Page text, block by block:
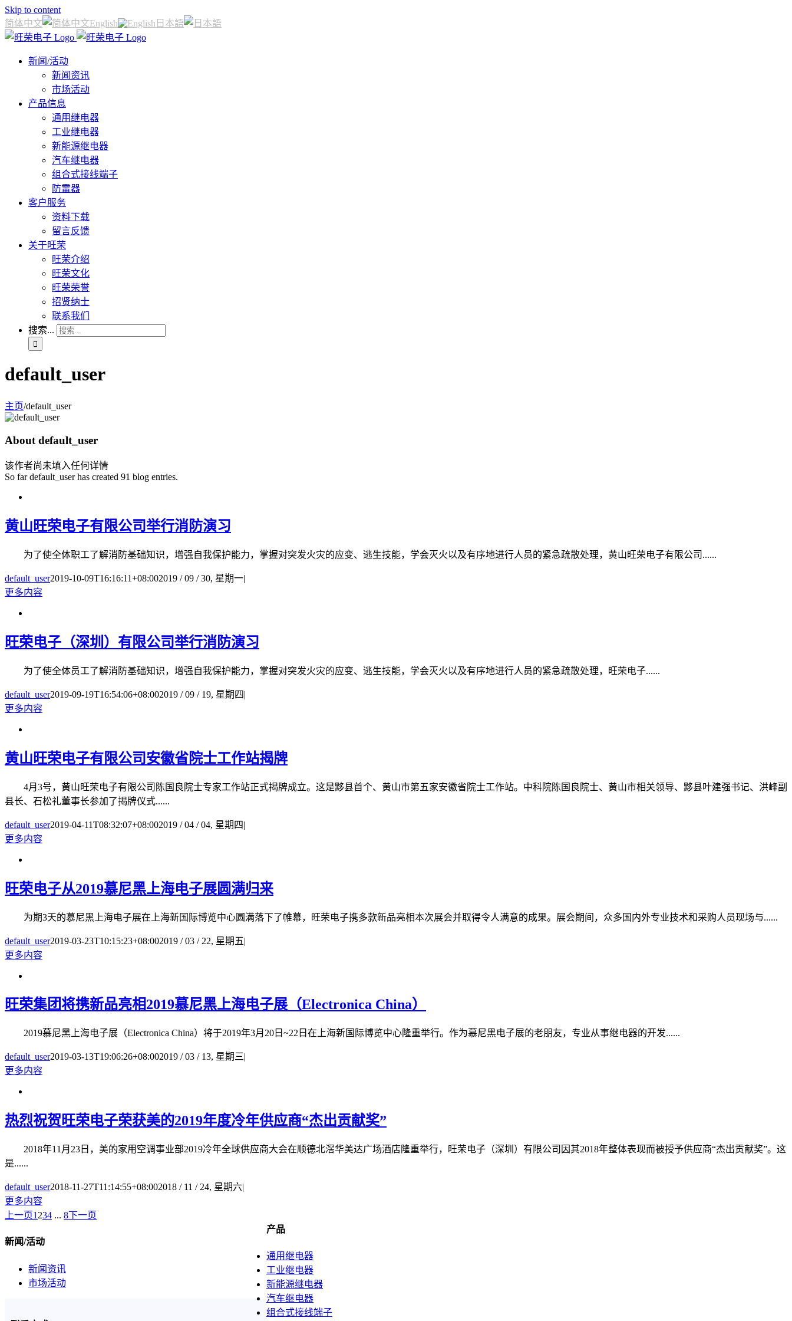
Skip to content
简体中文
English 日本語
新闻/活动
新闻资讯
市场活动
产品信息
通用继电器
工业继电器
新能源继电器
汽车继电器
组合式接线端子
防雷器
客户服务
资料下载
留言反馈
关于旺荣
旺荣介绍
旺荣文化
旺荣荣誉
招贤纳士
联系我们
搜索...
default_user
主页/default_user
About default_user
该作者尚未填入任何详情
So far default_user has created 91 blog entries.
黄山旺荣电子有限公司举行消防演习
为了使全体职工了解消防基础知识，增强自我保护能力，掌握对突发火灾的应变、逃生技能，学会灭火以及有序地进行人员的紧急疏散处理，黄山旺荣电子有限公司......
default_user2019-10-09T16:16:11+08:002019 / 09 / 30, 星期一|
更多内容
旺荣电子（深圳）有限公司举行消防演习
为了使全体员工了解消防基础知识，增强自我保护能力，掌握对突发火灾的应变、逃生技能，学会灭火以及有序地进行人员的紧急疏散处理，旺荣电子......
default_user2019-09-19T16:54:06+08:002019 / 09 / 19, 星期四|
更多内容
黄山旺荣电子有限公司安徽省院士工作站揭牌
4月3号，黄山旺荣电子有限公司陈国良院士专家工作站正式揭牌成立。这是黟县首个、黄山市第五家安徽省院士工作站。中科院陈国良院士、黄山市相关领导、黟县叶建强书记、洪峰副
县长、石松礼董事长参加了揭牌仪式......
default_user2019-04-11T08:32:07+08:002019 / 04 / 04, 星期四|
更多内容
旺荣电子从2019慕尼黑上海电子展圆满归来
为期3天的慕尼黑上海电子展在上海新国际博览中心圆满落下了帷幕，旺荣电子携多款新品亮相本次展会并取得令人满意的成果。展会期间，众多国内外专业技术和采购人员现场与......
default_user2019-03-23T10:15:23+08:002019 / 03 / 22, 星期五|
更多内容
旺荣集团将携新品亮相2019慕尼黑上海电子展（Electronica China）
2019慕尼黑上海电子展（Electronica China）将于2019年3月20日~22日在上海新国际博览中心隆重举行。作为慕尼黑电子展的老朋友，专业从事继电器的开发......
default_user2019-03-13T19:06:26+08:002019 / 03 / 13, 星期三|
更多内容
热烈祝贺旺荣电子荣获美的2019年度冷年供应商“杰出贡献奖”
2018年11月23日，美的家用空调事业部2019冷年全球供应商大会在顺德北滘华美达广场酒店隆重举行，旺荣电子（深圳）有限公司因其2018年整体表现而被授予供应商“杰出贡献奖”。这
是......
default_user2018-11-27T11:14:55+08:002018 / 11 / 24, 星期六|
更多内容
上一页1 234 ... 8下一页
新闻/活动
新闻资讯
市场活动
产品
通用继电器
工业继电器
新能源继电器
汽车继电器
组合式接线端子